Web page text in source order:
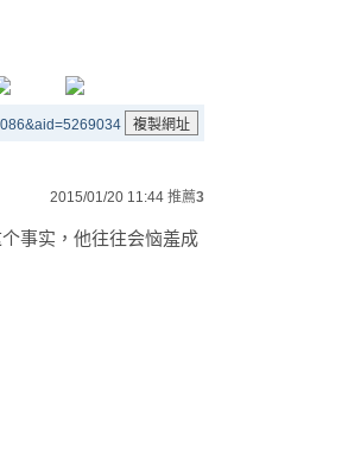
2015/01/20 11:44 推薦3
事实，他往往会恼羞成